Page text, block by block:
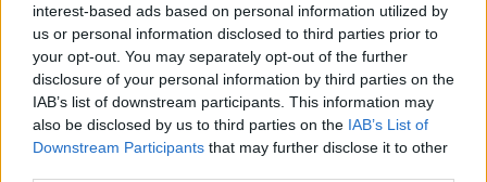
interest-based ads based on personal information utilized by
us or personal information disclosed to third parties prior to
your opt-out. You may separately opt-out of the further
disclosure of your personal information by third parties on the
IAB’s list of downstream participants. This information may
also be disclosed by us to third parties on the IAB’s List of
Downstream Participants that may further disclose it to other